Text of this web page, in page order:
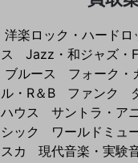
洋楽ロック・ハードロ
ス
Jazz・和ジャズ・
ブルース
フォーク・
ル・R＆B
ファンク
ハウス
サントラ・ア
シック
ワールドミュ
スカ
現代音楽・実験